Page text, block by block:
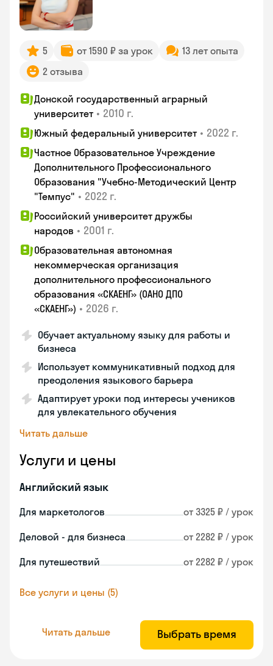
5 от 1590 ₽ за урок
13 лет опыта
2 отзыва
Донской государственный аграрный
университет • 2010 г.
Южный федеральный университет • 2022 г.
Частное Образовательное Учреждение
Дополнительного Профессионального
Образования "Учебно-Методический Центр
"Темпус" • 2022 г.
Российский университет дружбы
народов • 2001 г.
Образовательная автономная
некоммерческая организация
дополнительного профессионального
образования «СКАЕНГ» (ОАНО ДПО
«СКАЕНГ») • 2026 г.
Обучает актуальному языку для работы и
бизнеса
Использует коммуникативный подход для
преодоления языкового барьера
Адаптирует уроки под интересы учеников
для увлекательного обучения
Читать дальше
Услуги и цены
Английский язык
Для маркетологов от 3325 ₽ / урок
Деловой - для бизнеса от 2282 ₽ / урок
Для путешествий от 2282 ₽ / урок
Все услуги и цены (5)
Читать дальше Выбрать время